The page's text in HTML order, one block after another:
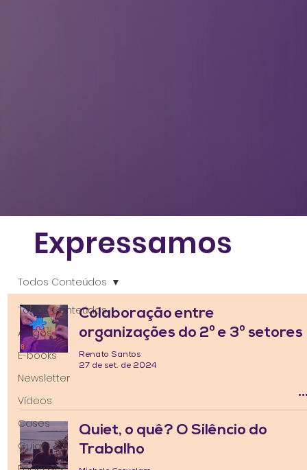
Todos Conteúdos
Artigos
E-books
Newsletter
Vídeos
Cases
Guias
Todos Conteúdos
Colaboração entre
organizações do 2º e 3º setores
Renato Santos
27 de set. de 2024
Quiet, o quê? O Silêncio do
Trabalho
Expressamos